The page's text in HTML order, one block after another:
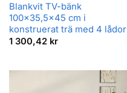
Blankvit TV-bänk
100×35,5×45 cm i
konstruerat trä med 4 lådor
1 300,42 kr